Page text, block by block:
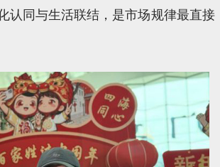
认同与生活联结，是市场规律最直接